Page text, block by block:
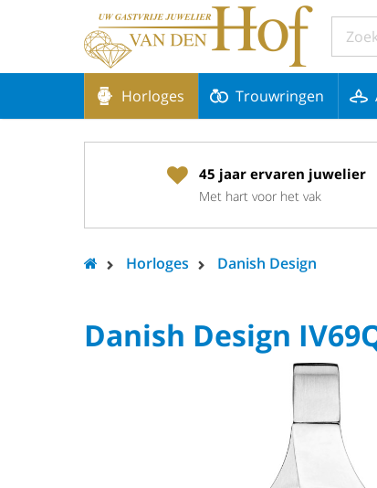
Horloges Trouwringen
45 jaar ervaren juwelier
Met hart voor het vak
Horloges Danish Design
Danish Design